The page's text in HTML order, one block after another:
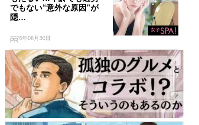
でもない“意外な原因”が
隠…
2026年06月30日
PR